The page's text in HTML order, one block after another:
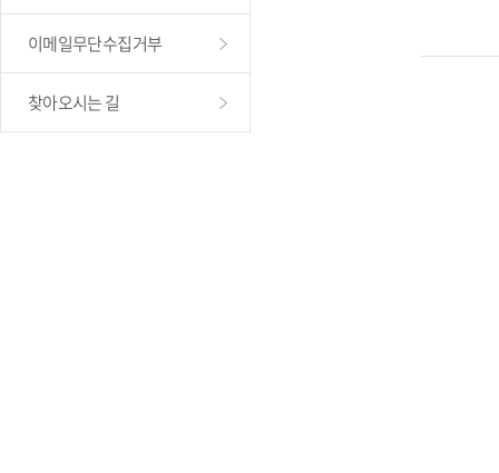
이메일무단수집거부
찾아오시는 길